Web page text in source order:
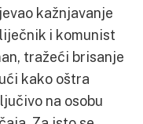
kažnjavanje
i komunist
tražeći brisanje
kako oštra
na osobu